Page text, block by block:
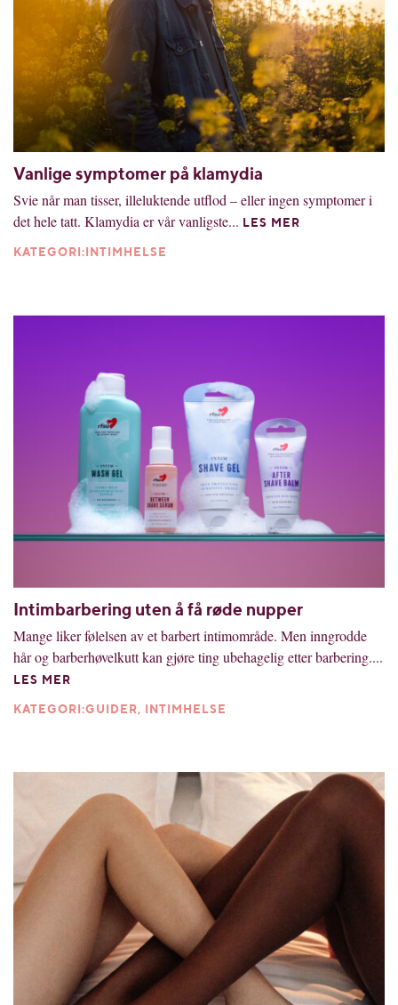
Vanlige symptomer på klamydia
Svie når man tisser, illeluktende utflod – eller ingen symptomer i
det hele tatt. Klamydia er vår vanligste...
LES MER
KATEGORI:INTIMHELSE
Intimbarbering uten å få røde nupper
Mange liker følelsen av et barbert intimområde. Men inngrodde
hår og barberhøvelkutt kan gjøre ting ubehagelig etter barbering....
LES MER
KATEGORI:GUIDER, INTIMHELSE